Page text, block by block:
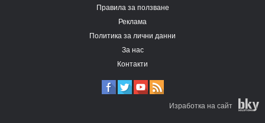
Правила за ползване
Реклама
Политика за лични данни
За нас
Контакти
Изработка на сайт